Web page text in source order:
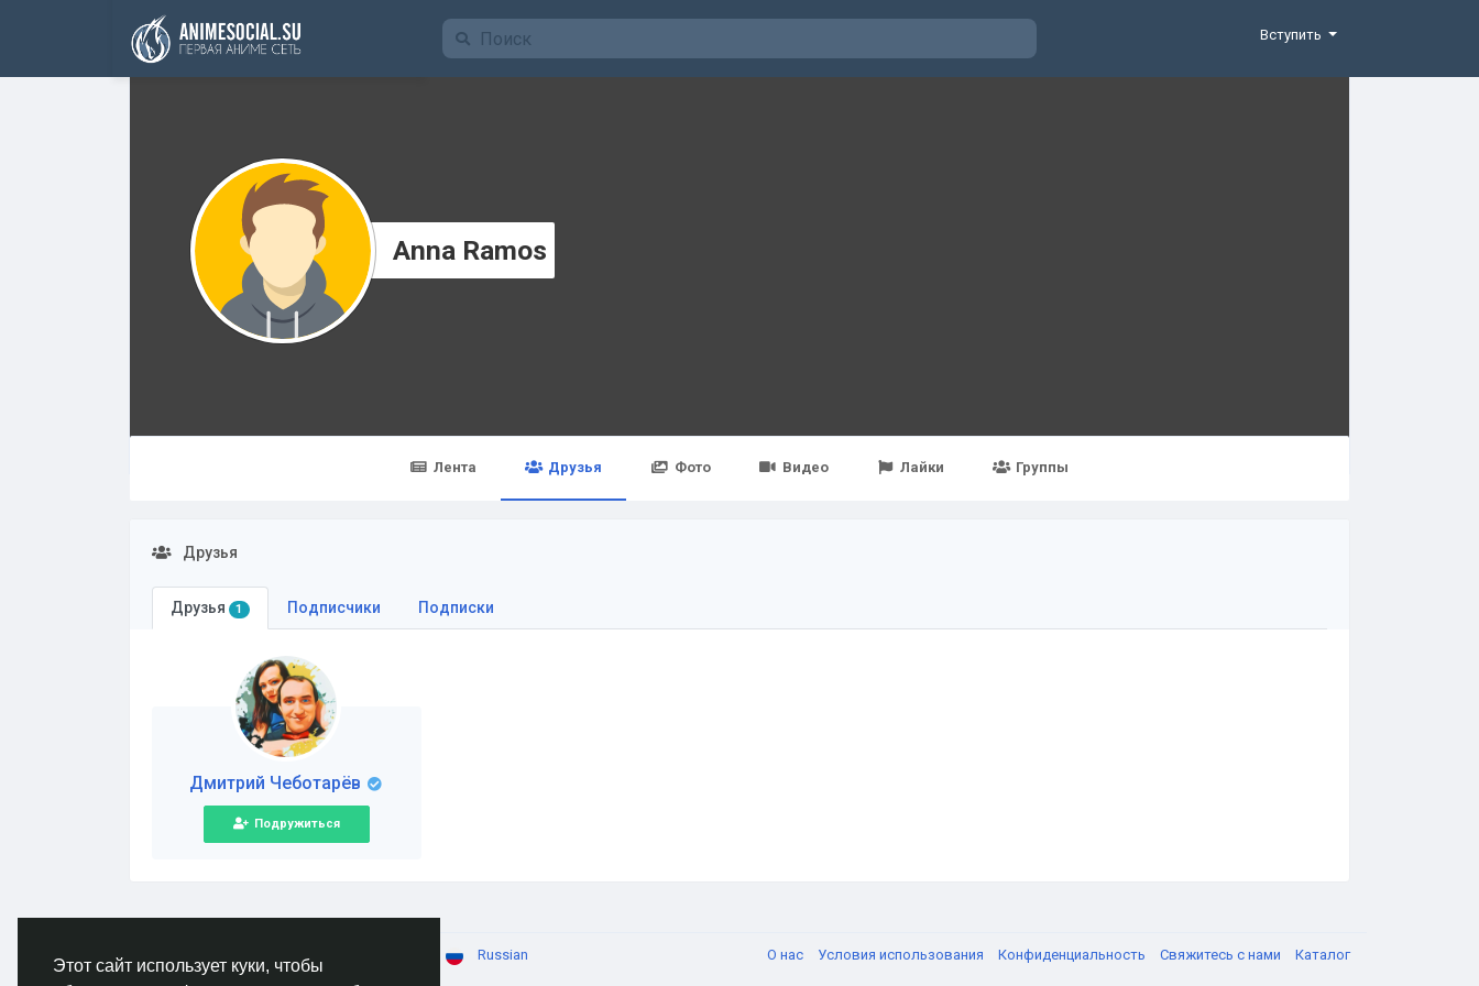
Этот сайт использует куки, чтобы
Funding
Вступить
Anna Ramos
Лента Друзья Фото Видео Лайки Группы
Друзья
Друзья 1 Подписчики Подписки
Дмитрий Чеботарёв
Подружиться
© 2026 AnimeSocial.SU - Первая аниме сеть! Russian О нас Условия использования Конфиденциальность Свяжитесь с нами Каталог